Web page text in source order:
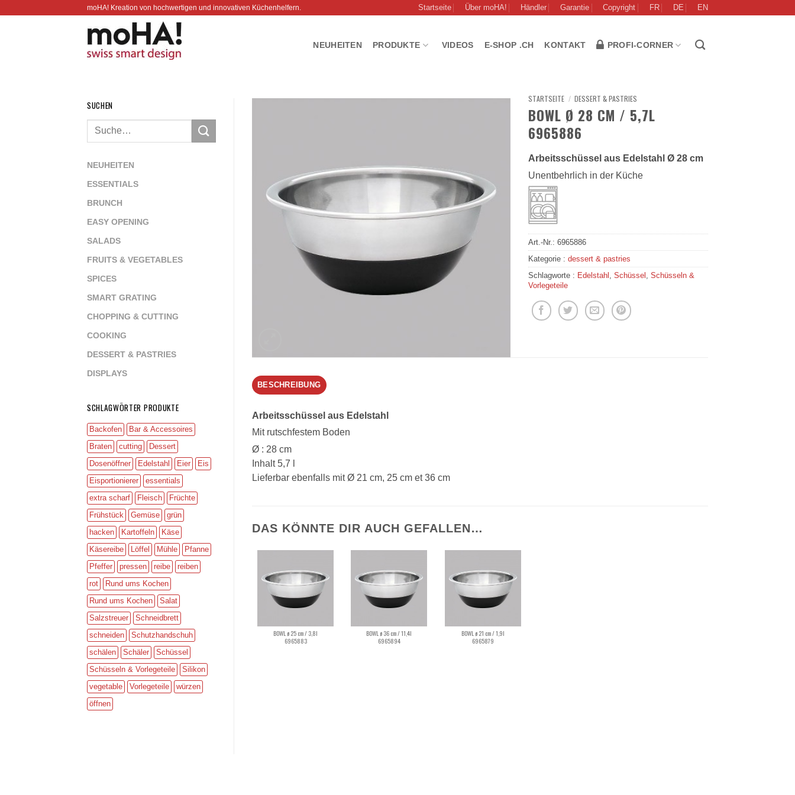
moHA! Kreation von hochwertigen und innovativen Küchenhelfern. Startseite Über moHA! Händler Garantie Copyright FR DE EN
NEUHEITEN PRODUKTE VIDEOS E-SHOP .CH KONTAKT PROFI-CORNER
SUCHEN
NEUHEITEN
ESSENTIALS
BRUNCH
EASY OPENING
SALADS
FRUITS & VEGETABLES
SPICES
SMART GRATING
CHOPPING & CUTTING
COOKING
DESSERT & PASTRIES
DISPLAYS
SCHLAGWÖRTER PRODUKTE
Backofen
Bar & Accessoires
Braten
cutting
Dessert
Dosenöffner
Edelstahl Eier
Eis
Eisportionierer
essentials
extra scharf
Fleisch
Früchte
Frühstück
Gemüse
grün
hacken
Kartoffeln
Käse
Käsereibe
Löffel Mühle
Pfanne
Pfeffer
pressen reibe
reiben
rot
Rund ums Kochen
Rund ums Kochen
Salat
Salzstreuer
Schneidbrett
schneiden
Schutzhandschuh
schälen
Schäler
Schüssel
Schüsseln & Vorlegeteile
Silikon
vegetable
Vorlegeteile
würzen
öffnen
STARTSEITE / DESSERT & PASTRIES
BOWL Ø 28 CM / 5,7L
6965886
Arbeitsschüssel aus Edelstahl Ø 28 cm
Unentbehrlich in der Küche
Art.-Nr.:6965886
Kategorie :dessert & pastries
Schlagworte : Edelstahl ,Schüssel ,Schüsseln &
Vorlegeteile
BESCHREIBUNG
Arbeitsschüssel aus Edelstahl
Mit rutschfestem Boden
Ø : 28 cm
Inhalt 5,7 l
Lieferbar ebenfalls mit Ø 21 cm, 25 cm et 36 cm
DAS KÖNNTE DIR AUCH GEFALLEN…
BOWL ø 25 cm / 3,8l
6965883
BOWL ø 36 cm / 11,4l
6965894
BOWL ø 21 cm / 1,9l
6965879